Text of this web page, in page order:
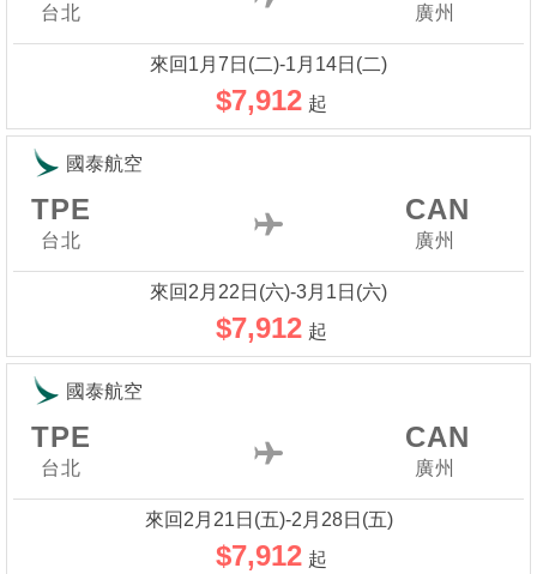
台北 廣州
來回1月7日(二)-1月14日(二)
$7,912 起
國泰航空
TPE
台北
CAN
廣州
來回2月22日(六)-3月1日(六)
$7,912 起
國泰航空
TPE
台北
CAN
廣州
來回2月21日(五)-2月28日(五)
$7,912 起